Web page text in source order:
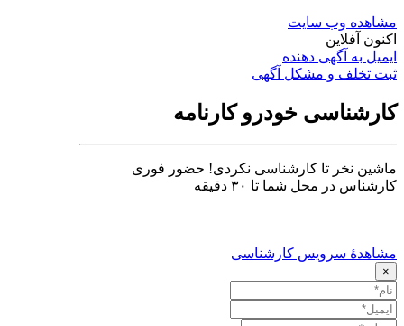
مشاهده وب سایت
اکنون آفلاین
ایمیل به آگهی دهنده
ثبت تخلف و مشکل آگهی
کارشناسی خودرو کارنامه
ماشین نخر تا کارشناسی نکردی! حضور فوری
کارشناس در محل شما تا ۳۰ دقیقه
مشاهدهٔ سرویس کارشناسی
×